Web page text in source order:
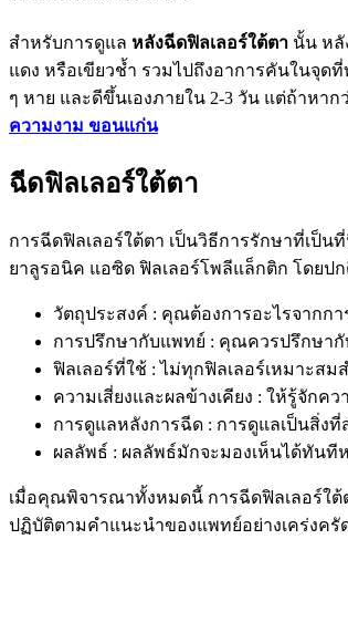
สำหรับการดูแล หลังฉีดฟิลเลอร์ใต้ตา นั้น หลั
แดง หรือเขียวช้ำ รวมไปถึงอาการคันในจุด
ๆ หาย และดีขึ้นเองภายใน 2-3 วัน แต่ถ้าหา
ความงาม ขอนแก่น
ฉีดฟิลเลอร์ใต้ตา
การฉีดฟิลเลอร์ใต้ตา เป็นวิธีการรักษาที่เป็
ยาลูรอนิค แอซิด ฟิลเลอร์โพลีแล็กติก โดยป
วัตถุประสงค์ : คุณต้องการอะไรจากก
การปรึกษากับแพทย์ : คุณควรปรึกษากั
ฟิลเลอร์ที่ใช้ : ไม่ทุกฟิลเลอร์เหมาะส
ความเสี่ยงและผลข้างเคียง : ให้รู้จักค
การดูแลหลังการฉีด : การดูแลเป็นสิ่ง
ผลลัพธ์ : ผลลัพธ์มักจะมองเห็นได้ทันที
เมื่อคุณพิจารณาทั้งหมดนี้ การฉีดฟิลเลอร์ใ
ปฏิบัติตามคำแนะนำของแพทย์อย่างเคร่งครั